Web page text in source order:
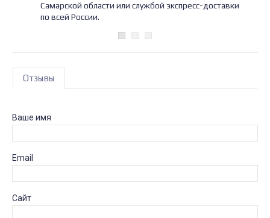
Самарской области или службой экспресс-доставки
по всей России.
Отзывы
Ваше имя
Email
Сайт